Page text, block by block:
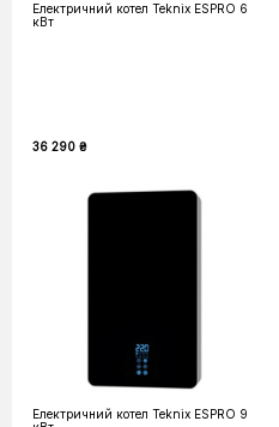
Електричний котел Teknix ESPRO 6
кВт
36 290 ₴
Електричний котел Teknix ESPRO 9